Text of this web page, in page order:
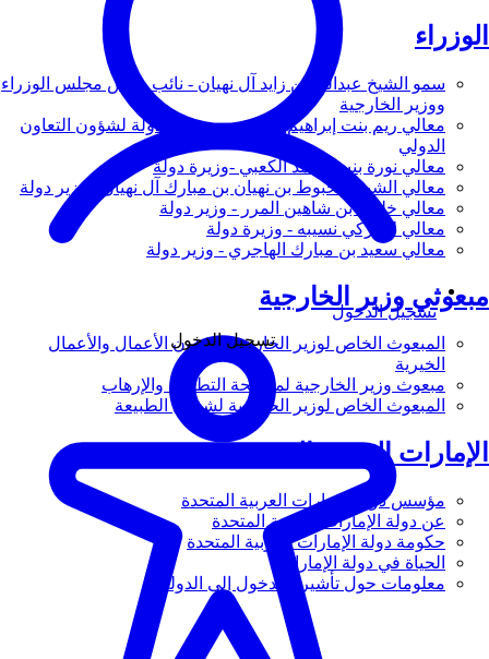
الوزراء
سمو الشيخ عبدالله بن زايد آل نهيان - نائب رئيس مجلس الوزراء
ووزير الخارجية
معالي ريم بنت إبراهيم الهاشمي - وزيرة دولة لشؤون التعاون
الدولي
معالي نورة بنت محمد الكعبي -وزيرة دولة
معالي الشيخ شخبوط بن نهيان بن مبارك آل نهيان - وزير دولة
معالي خليفة بن شاهين المرر - وزير دولة
معالي لانا زكي نسيبه - وزيرة دولة
معالي سعيد بن مبارك الهاجري - وزير دولة
مبعوثي وزير الخارجية
المبعوث الخاص لوزير الخارجية لشؤون الأعمال والأعمال
الخيرية
مبعوث وزير الخارجية لمكافحة التطرف والإرهاب
المبعوث الخاص لوزير الخارجية لشؤون الطبيعة
الإمارات العربية المتحدة
مؤسس دولة الإمارات العربية المتحدة
عن دولة الإمارات العربية المتحدة
حكومة دولة الإمارات العربية المتحدة
الحياة في دولة الإمارات
معلومات حول تأشيرة الدخول إلى الدولة
تسجيل الدخول
تسجيل الدخول